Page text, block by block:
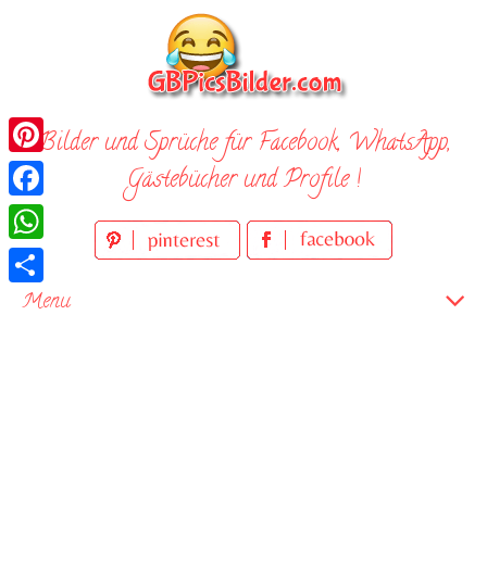
Bilder und Sprüche für Facebook, WhatsApp,
Gästebücher und Profile !
Menu
Pinterest
Facebook
WhatsApp
Teilen